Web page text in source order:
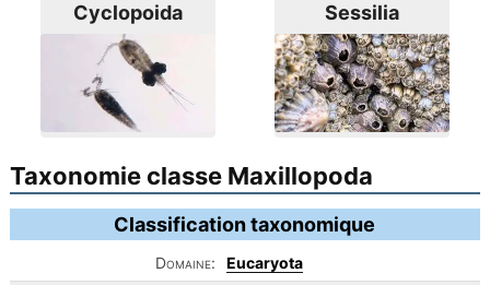
Cyclopoida Sessilia
Taxonomie classe Maxillopoda
Classification taxonomique
Domaine: Eucaryota